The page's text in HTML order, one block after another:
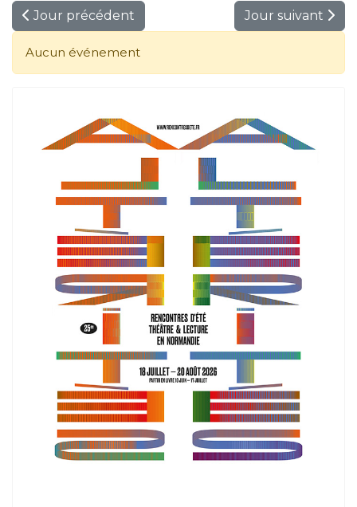
Jour précédent Jour suivant
Aucun événement